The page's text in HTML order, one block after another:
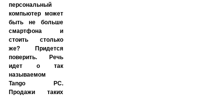
персональный
компьютер может
быть не больше
смартфона и
стоить столько
же? Придется
поверить. Речь
идет о так
называемом
Tango PC.
Продажи таких